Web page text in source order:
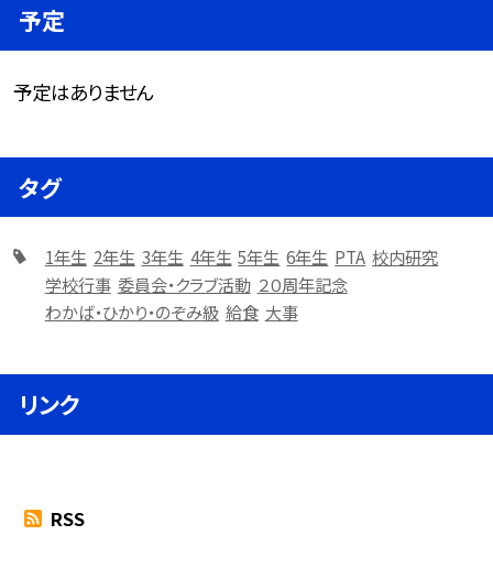
予定
予定はありません
タグ
1年生 2年生 3年生 4年生 5年生 6年生 PTA 校内研究
学校行事 委員会・クラブ活動 ２０周年記念
わかば・ひかり・のぞみ級 給食 大事
リンク
RSS